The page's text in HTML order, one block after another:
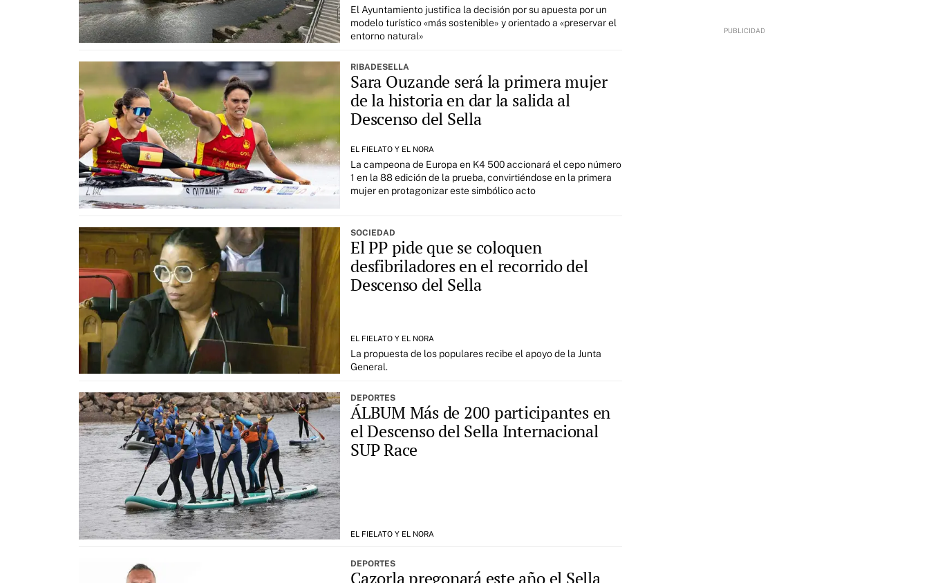
El Ayuntamiento justifica la decisión por su apuesta por un
modelo turístico «más sostenible» y orientado a «preservar el
entorno natural»
RIBADESELLA
Sara Ouzande será la primera mujer
de la historia en dar la salida al
Descenso del Sella
EL FIELATO Y EL NORA
La campeona de Europa en K4 500 accionará el cepo número
1 en la 88 edición de la prueba, convirtiéndose en la primera
mujer en protagonizar este simbólico acto
SOCIEDAD
El PP pide que se coloquen
desfibriladores en el recorrido del
Descenso del Sella
EL FIELATO Y EL NORA
La propuesta de los populares recibe el apoyo de la Junta
General.
DEPORTES
ÁLBUM Más de 200 participantes en
el Descenso del Sella Internacional
SUP Race
EL FIELATO Y EL NORA
DEPORTES
Cazorla pregonará este año el Sella